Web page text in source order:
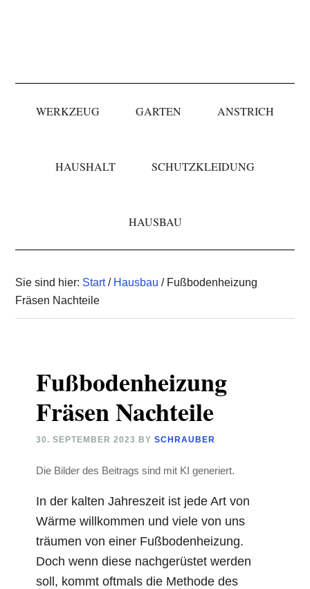
WERKZEUG GARTEN ANSTRICH
HAUSHALT SCHUTZKLEIDUNG
HAUSBAU
Sie sind hier: Start/ Hausbau / Fußbodenheizung
Fräsen Nachteile
Fußbodenheizung
Fräsen Nachteile
30. SEPTEMBER 2023 BYSCHRAUBER
Die Bilder des Beitrags sind mit KI generiert.
In der kalten Jahreszeit ist jede Art von
Wärme willkommen und viele von uns
träumen von einer Fußbodenheizung.
Doch wenn diese nachgerüstet werden
soll, kommt oftmals die Methode des